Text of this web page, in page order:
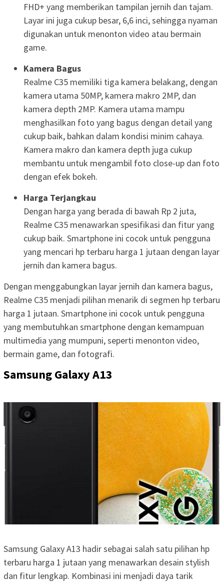
FHD+ yang memberikan tampilan jernih dan tajam.
Layar ini juga cukup besar, 6,6 inci, sehingga nyaman
digunakan untuk menonton video atau bermain
game.
Kamera Bagus
Realme C35 memiliki tiga kamera belakang, dengan
kamera utama 50MP, kamera makro 2MP, dan
kamera depth 2MP. Kamera utama mampu
menghasilkan foto yang bagus dengan detail yang
cukup baik, bahkan dalam kondisi minim cahaya.
Kamera makro dan kamera depth juga cukup
membantu untuk mengambil foto close-up dan foto
dengan efek bokeh.
Harga Terjangkau
Dengan harga yang berada di bawah Rp 2 juta,
Realme C35 menawarkan spesifikasi dan fitur yang
cukup baik. Smartphone ini cocok untuk pengguna
yang mencari hp terbaru harga 1 jutaan dengan layar
jernih dan kamera bagus.
Dengan menggabungkan layar jernih dan kamera bagus,
Realme C35 menjadi pilihan menarik di segmen hp terbaru
harga 1 jutaan. Smartphone ini cocok untuk pengguna
yang membutuhkan smartphone dengan kemampuan
multimedia yang mumpuni, seperti menonton video,
bermain game, dan fotografi.
Samsung Galaxy A13
Samsung Galaxy A13 hadir sebagai salah satu pilihan hp
terbaru harga 1 jutaan yang menawarkan desain stylish
dan fitur lengkap. Kombinasi ini menjadi daya tarik